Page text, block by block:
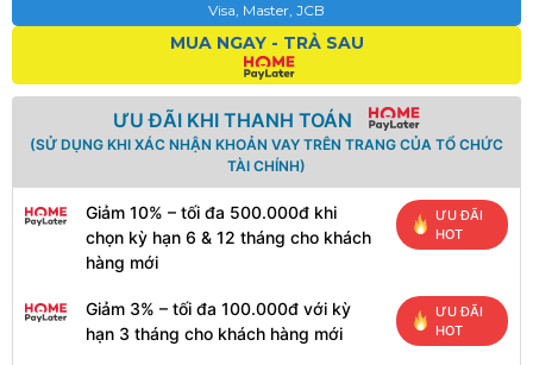
Visa, Master, JCB
MUA NGAY - TRẢ SAU
ƯU ĐÃI KHI THANH TOÁN
(SỬ DỤNG KHI XÁC NHẬN KHOẢN VAY TRÊN TRANG CỦA TỔ CHỨC
TÀI CHÍNH)
Giảm 10% – tối đa 500.000đ khi
chọn kỳ hạn 6 & 12 tháng cho khách
hàng mới
ƯU ĐÃI
HOT
Giảm 3% – tối đa 100.000đ với kỳ
hạn 3 tháng cho khách hàng mới
ƯU ĐÃI
HOT